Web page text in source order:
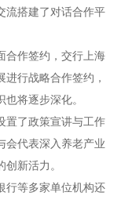
流搭建了对话合作平
合作签约，交行上海
行战略合作签约，
将逐步深化。
置了政策宣讲与工作
会代表深入养老产业
新活力。
行等多家单位机构还